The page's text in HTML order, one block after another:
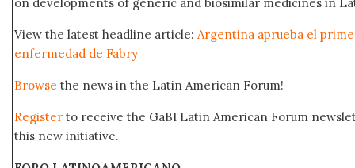
View the latest headline article: Argentina aprueba el
enfermedad de Fabry
Browse the news in the Latin American Forum!
Register to receive the GaBI Latin American Forum
this new initiative.